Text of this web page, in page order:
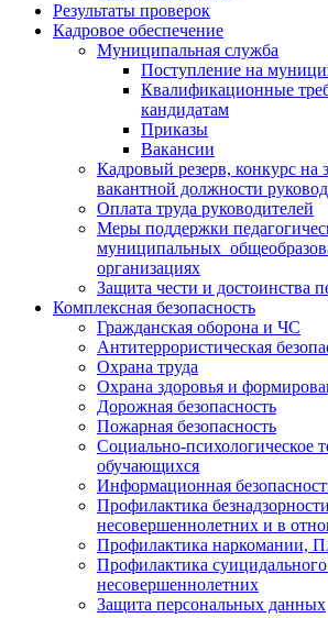
Результаты проверок
Кадровое обеспечение
Муниципальная служба
Поступление на
Квалификационные
кандидатам
Приказы
Вакансии
Кадровый резерв, конкурс на
вакантной должности
Оплата труда руководителей
Меры поддержки
муниципальных
организациях
Защита чести и достоинства
Комплексная безопасность
Гражданская оборона и ЧС
Антитеррористическая
Охрана труда
Охрана здоровья и
Дорожная безопасность
Пожарная безопасность
Социально-психологическое
обучающихся
Информационная
Профилактика
несовершеннолетних и в
Профилактика
Профилактика
несовершеннолетних
Защита персональных данных